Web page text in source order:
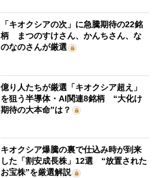
「キオクシアの次」に急騰期待の22銘
柄 まつのすけさん、かんちさん、な
のなのさんが厳選
億り人たちが厳選「キオクシア超え」
を狙う半導体・AI関連8銘柄 “大化け
期待の大本命”は？
キオクシア爆騰の裏で仕込み時が到来
した「割安成長株」12選 “放置された
お宝株”を厳選解説